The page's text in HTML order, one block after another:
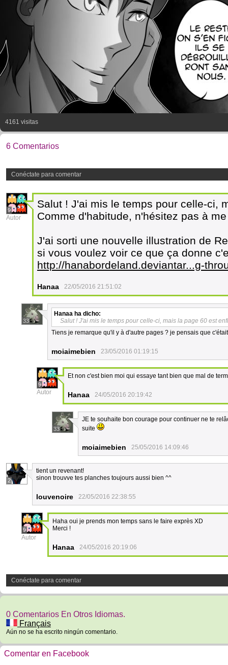
4161 visitas
6 Comentarios
Conéctate para comentar
9
Autor
Salut ! J'ai mis le temps pour celle-ci,
Comme d'habitude, n'hésitez pas à
J'ai sorti une nouvelle illustration de
si vous voulez voir ce que ça donne
http://hanabordeland.deviantar...g-
Hanaa 22/05/2016 21:51:02
33
Hanaa ha dicho:
Salut ! J'ai mis le temps pour celle-ci, mais la page 60 est
Tiens je remarque qu'il y à d'autre pages ? je pensais que
moiaimebien 23/05/2016 01:19:15
9
Autor
Et non c'est bien moi qui essaye tant bien que mal de
Hanaa 24/05/2016 20:19:42
33
JE te souhaite bon courage pour continuer ne te
suite
moiaimebien 25/05/2016 14:09:46
2
tient un revenant!
sinon trouvve tes planches toujours aussi bien ^^
louvenoire 22/05/2016 22:38:55
9
Autor
Haha oui je prends mon temps sans le faire exprès XD
Merci !
Hanaa 24/05/2016 20:19:06
Conéctate para comentar
0 Comentarios En Otros Idiomas.
Français
Aún no se ha escrito ningún comentario.
Comentar en Facebook